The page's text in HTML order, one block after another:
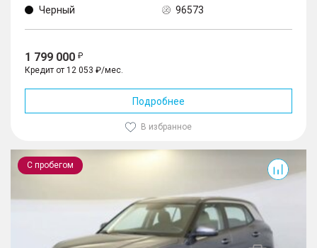
Черный
96573
1 799 000
Кредит от 12 053 ₽/мес.
Подробнее
В избранное
С пробегом
Creta